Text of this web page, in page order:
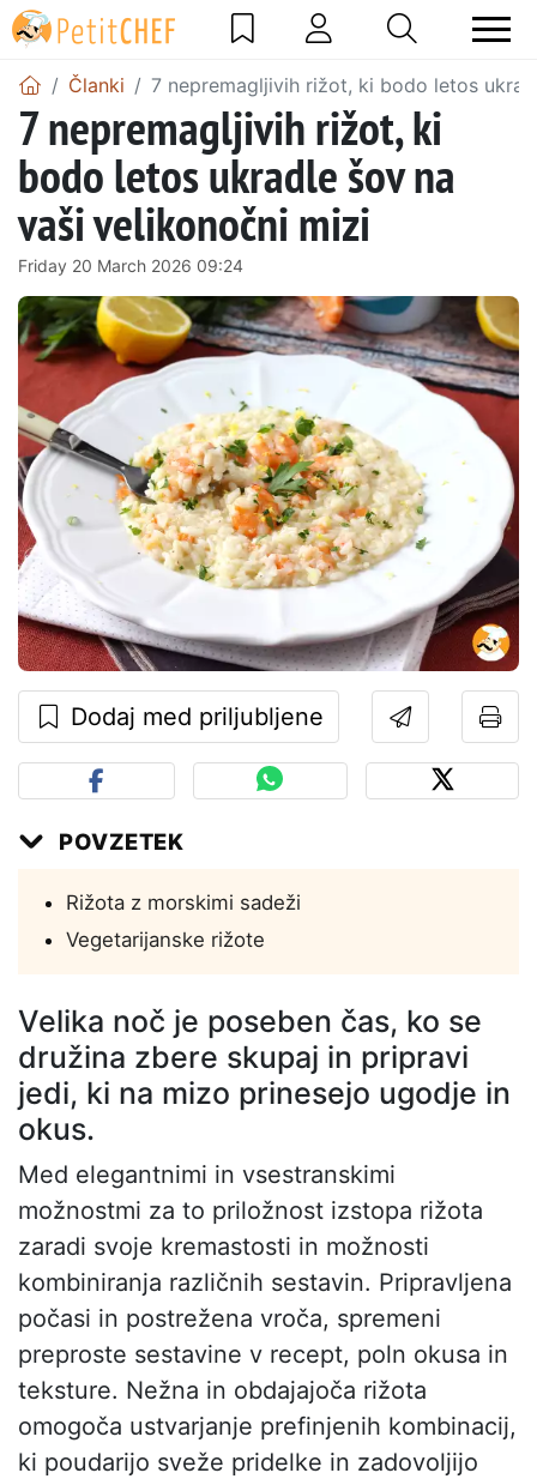
Članki 7 nepremagljivih rižot, ki bodo letos
7 nepremagljivih rižot, ki
bodo letos ukradle šov na
vaši velikonočni mizi
Friday 20 March 2026 09:24
Dodaj med priljubljene
POVZETEK
Rižota z morskimi sadeži
Vegetarijanske rižote
Velika noč je poseben čas, ko se
družina zbere skupaj in pripravi
jedi, ki na mizo prinesejo ugodje in
okus.
Med elegantnimi in vsestranskimi
možnostmi za to priložnost izstopa rižota
zaradi svoje kremastosti in možnosti
kombiniranja različnih sestavin. Pripravljena
počasi in postrežena vroča, spremeni
preproste sestavine v recept, poln okusa in
teksture. Nežna in obdajajoča rižota
omogoča ustvarjanje prefinjenih kombinacij,
ki poudarijo sveže pridelke in zadovoljijo